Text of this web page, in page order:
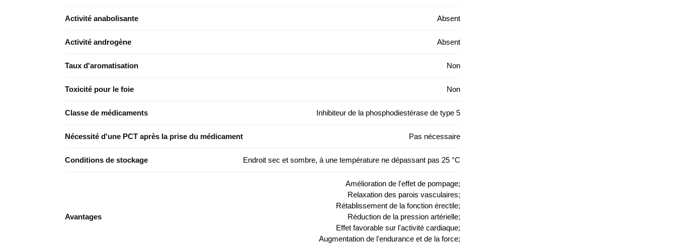
Activité anabolisante Absent
Activité androgène Absent
Taux d'aromatisation Non
Toxicité pour le foie Non
Classe de médicaments Inhibiteur de la phosphodiestérase de type 5
Nécessité d'une PCT après la prise du médicament Pas nécessaire
Conditions de stockage Endroit sec et sombre, à une température ne dépassant pas 25 °C
Avantages
Amélioration de l'effet de pompage;
Relaxation des parois vasculaires;
Rétablissement de la fonction érectile;
Réduction de la pression artérielle;
Effet favorable sur l'activité cardiaque;
Augmentation de l'endurance et de la force;